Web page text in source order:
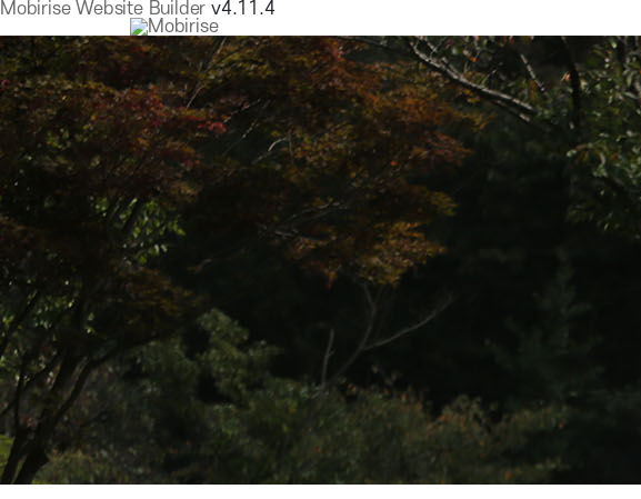
Mobirise Website Builder v4.11.4